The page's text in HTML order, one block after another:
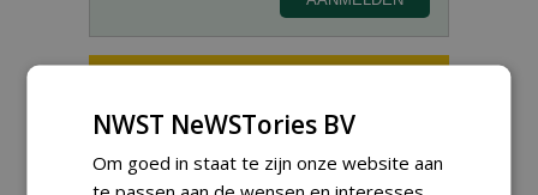
Ontwikkeling bij Diamant
NWST NeWSTories BV
Om goed in staat te zijn onze website aan
te passen aan de wensen en interesses